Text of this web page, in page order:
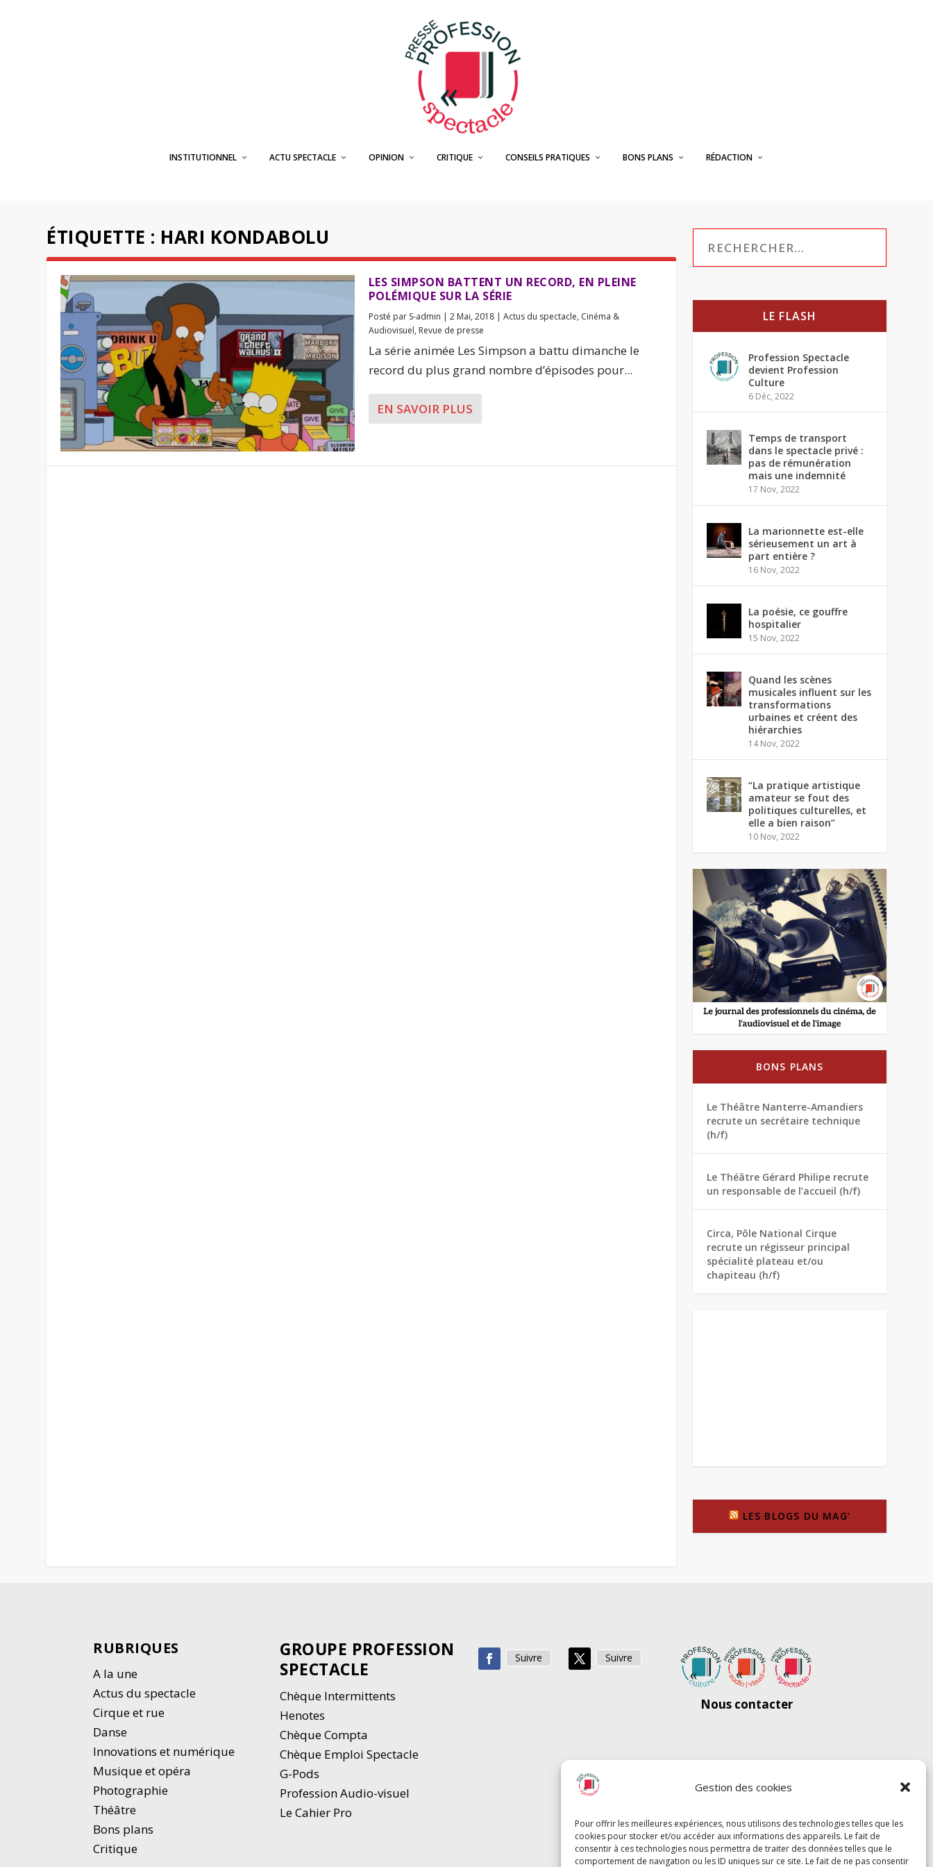
Gestion des cookies
Pour offrir les meilleures expériences, nous utilisons des technologies telles que les
cookies pour stocker et/ou accéder aux informations des appareils. Le fait de
consentir à ces technologies nous permettra de traiter des données telles que le
comportement de navigation ou les ID uniques sur ce site. Le fait de ne pas consentir
INSTITUTIONNEL ACTU SPECTACLE OPINION CRITIQUE CONSEILS PRATIQUES BONS PLANS RÉDACTION
ÉTIQUETTE : HARI KONDABOLU
LES SIMPSON BATTENT UN RECORD, EN PLEINE
POLÉMIQUE SUR LA SÉRIE
Posté par S-admin | 2 Mai, 2018| Actus du spectacle, Cinéma &
Audiovisuel, Revue de presse
La série animée Les Simpson a battu dimanche le
record du plus grand nombre d’épisodes pour...
EN SAVOIR PLUS
LE FLASH
Profession Spectacle
devient Profession
Culture
6 Déc, 2022
Temps de transport
dans le spectacle privé :
pas de rémunération
mais une indemnité
17 Nov, 2022
La marionnette est-elle
sérieusement un art à
part entière ?
16 Nov, 2022
La poésie, ce gouffre
hospitalier
15 Nov, 2022
Quand les scènes
musicales influent sur les
transformations
urbaines et créent des
hiérarchies
14 Nov, 2022
“La pratique artistique
amateur se fout des
politiques culturelles, et
elle a bien raison”
10 Nov, 2022
BONS PLANS
Le Théâtre Nanterre-Amandiers
recrute un secrétaire technique
(h/f)
Le Théâtre Gérard Philipe recrute
un responsable de l’accueil (h/f)
Circa, Pôle National Cirque
recrute un régisseur principal
spécialité plateau et/ou
chapiteau (h/f)
LES BLOGS DU MAG’
RUBRIQUES
A la une
Actus du spectacle
Cirque et rue
Danse
Innovations et numérique
Musique et opéra
Photographie
Théâtre
Bons plans
Critique
GROUPE PROFESSION
SPECTACLE
Chèque Intermittents
Henotes
Chèque Compta
Chèque Emploi Spectacle
G-Pods
Profession Audio-visuel
Le Cahier Pro
Suivre Suivre
Nous contacter